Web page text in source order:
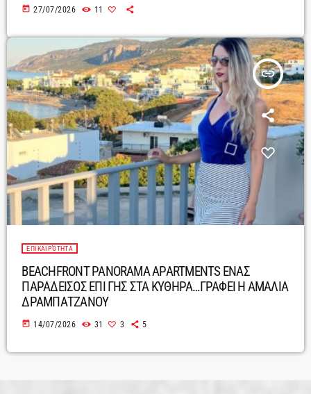
today 27/07/2026 11
insert_link
ΕΠΙΚΑΙΡΌΤΗΤΑ
BEACHFRONT PANORAMA APARTMENTS ΕΝΑΣ
ΠΑΡΑΔΕΙΣΟΣ ΕΠΙ ΓΗΣ ΣΤΑ ΚΥΘΗΡΑ…ΓΡΑΦΕΙ Η ΑΜΑΛΙΑ
ΔΡΑΜΠΑΤΖΑΝΟΥ
today 14/07/2026 31 3 5